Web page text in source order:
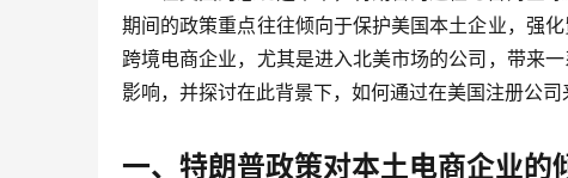
期间的政策重点往往倾向于保护美国本土企业，强
跨境电商企业，尤其是进入北美市场的公司，带来
影响，并探讨在此背景下，如何通过在美国注册公司
一、特朗普政策对本土电商企业的